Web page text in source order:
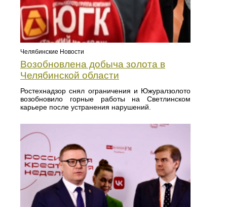
Челябинские Новости
Возобновлена добыча золота в
Челябинской области
Ростехнадзор снял ограничения и Южуралзолото
возобновило горные работы на Светлинском
карьере после устранения нарушений.